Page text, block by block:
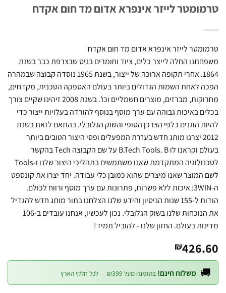
לייזר אינפרא אדום מד חום אקדח
לייזר אינפרא אדום מד חום אקדח
החלה לייצר כלים, ציוד וחומרים בניס שבצרפת כבר בשנת
1864. אחרי תקופה ארוכה של ייצור, בשנת 1965 נוסדה קבוצה שבמהרה
לאחת השמות הגדולים ביותר בעולם האספקה הטכנית, מקדחים,
מחרוקות, מברזים, מוצרים חשמליים וכו’. בשנת 2008 זיהינו שקיים צורך
באיכות גבוהה עם ערך מוסף בנוסף להורדה בעלויות ייצור כדי
הוגנים כלפי הצרכן הסופי והשוק הגלובלי. בהתאם לזאת בשנת
2012 יצרנו מותג חדש בעזרת המפעלים ופסי היצור הטובים ביותר
בעולם וקראנו לו B.Tech Tools. B על שם הקבוצה Tech בהקשר
לטכנולוגיה המתקדמת שאנו משתמשים בתהליכי היצור שלנו ו-Tools
שאנו מיצרים שהוא כמובן כלי עבודה. יחד יצרו את קונספט
ה-3WIN: איכות ללא פשרות, פתרונות עם ערך מוסף ורווח לכולם.
הודות ל-155 שנות הניסיון והידע שלנו הצלחנו בתור מותג חדש להגדיל
את הנוכחות שלנו בשוק הגלובלי. נכון לעכשיו, אנחנו עובדים ב-106
בעולם. החזון שלנו - להוביל תמיד!
₪
משלוח חינם! בהזמנה מעל ₪399 — לכל חלקי הארץ